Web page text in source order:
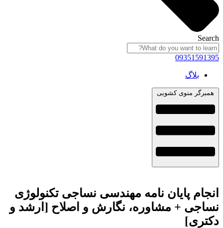
Search
09351591395
بلاگ
همبرگر منوی کشویی
انجام پایان نامه مهندسی نساجی تکنولوژی
نساجی + مشاوره، نگارش و اصلاح [ارشد و
دکتری]